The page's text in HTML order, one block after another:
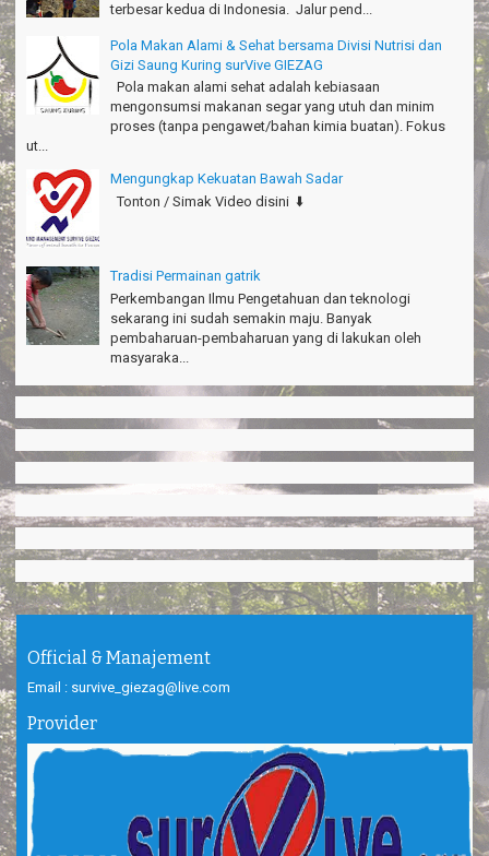
Amazing palace
Hiromi - Fukusima Japan
terbesar kedua di Indonesia. Jalur pend...
Pola Makan Alami & Sehat bersama Divisi Nutrisi dan
Gizi Saung Kuring surVive GIEZAG
Pola makan alami sehat adalah kebiasaan
mengonsumsi makanan segar yang utuh dan minim
proses (tanpa pengawet/bahan kimia buatan). Fokus
ut...
Mengungkap Kekuatan Bawah Sadar
Tonton / Simak Video disini ⬇️
Tradisi Permainan gatrik
Perkembangan Ilmu Pengetahuan dan teknologi
sekarang ini sudah semakin maju. Banyak
pembaharuan-pembaharuan yang di lakukan oleh
masyaraka...
Official & Manajement
Email : survive_giezag@live.com
Provider